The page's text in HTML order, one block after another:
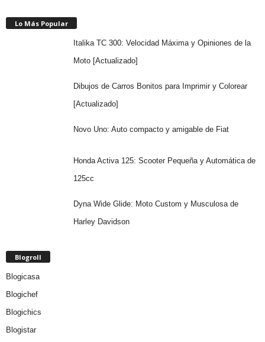
Lo Más Popular
Italika TC 300: Velocidad Máxima y Opiniones de la
Moto [Actualizado]
Dibujos de Carros Bonitos para Imprimir y Colorear
[Actualizado]
Novo Uno: Auto compacto y amigable de Fiat
Honda Activa 125: Scooter Pequeña y Automática de
125cc
Dyna Wide Glide: Moto Custom y Musculosa de
Harley Davidson
Blogroll
Blogicasa
Blogichef
Blogichics
Blogistar